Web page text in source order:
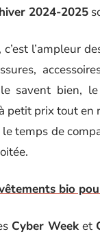
2024-2025
l’ampleur
savent bien, le
petit prix tout
temps de
bio
Cyber Week et